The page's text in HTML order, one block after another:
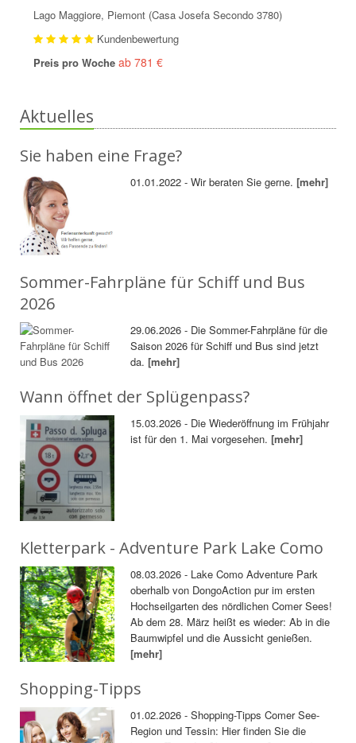
Lago Maggiore, Piemont (Casa Josefa Secondo 3780)
Kundenbewertung
Preis pro Woche ab 781 €
Aktuelles
Sie haben eine Frage?
01.01.2022 - Wir beraten Sie gerne.[mehr]
Sommer-Fahrpläne für Schiff und Bus
2026
29.06.2026 - Die Sommer-Fahrpläne für die
Saison 2026 für Schiff und Bus sind jetzt
da.[mehr]
Wann öffnet der Splügenpass?
15.03.2026 - Die Wiederöffnung im Frühjahr
ist für den 1. Mai vorgesehen.[mehr]
Kletterpark - Adventure Park Lake Como
08.03.2026 - Lake Como Adventure Park
oberhalb von DongoAction pur im ersten
Hochseilgarten des nördlichen Comer Sees!
Ab dem 28. März heißt es wieder: Ab in die
Baumwipfel und die Aussicht genießen.
[mehr]
Shopping-Tipps
01.02.2026 - Shopping-Tipps Comer See-
Region und Tessin: Hier finden Sie die